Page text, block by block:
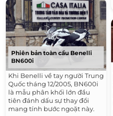
Phiên bản toàn cầu Benelli
BN600i
Khi Benelli về tay người Trung
Quốc tháng 12/2005, BN600i
là mẫu phân khối lớn đầu
tiên đánh dấu sự thay đổi
mang tính bước ngoặt này.